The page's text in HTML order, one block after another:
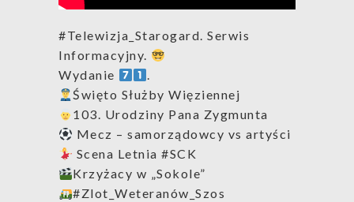
#Telewizja_Starogard. Serwis
Informacyjny.
Wydanie
.
Święto Służby Więziennej
103. Urodziny Pana Zygmunta
Mecz – samorządowcy vs artyści
Scena Letnia #SCK
Krzyżacy w „Sokole”
#Zlot_Weteranów_Szos